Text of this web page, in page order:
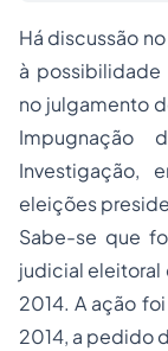
Há discussão
à
no julgamento
Investigação,
eleições
Sabe-se que
judicial eleitoral
2014. A ação
2014, a pedido